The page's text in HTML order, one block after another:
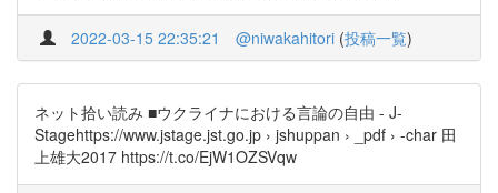
2022-03-15 22:35:21 @niwakahitori (投稿一覧)
ネット拾い読み ■ウクライナにおける言論の自由 - J-
Stagehttps://www.jstage.jst.go.jp › jshuppan › _pdf › -char 田
上雄大2017 https://t.co/EjW1OZSVqw